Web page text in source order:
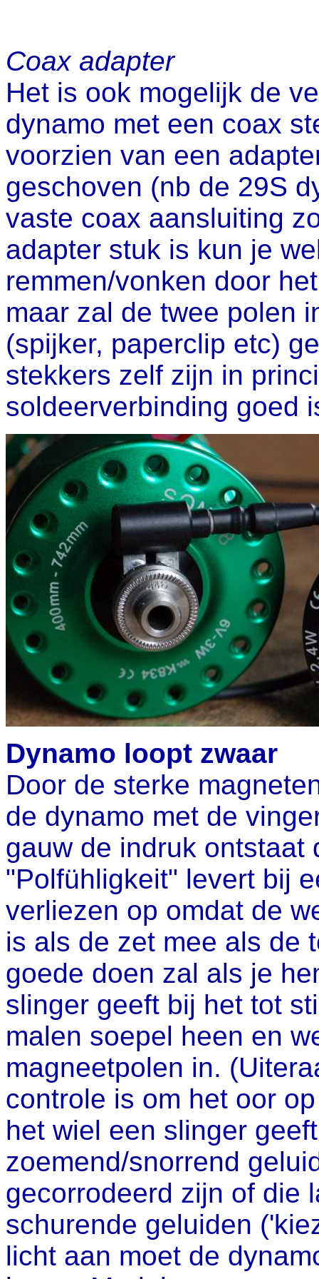
Coax adapter
Het is ook mogelijk de
dynamo met een coax
voorzien van een
geschoven (nb de 29S
vaste coax aansluiting
adapter stuk is kun je
remmen/vonken door
maar zal de twee polen
(spijker, paperclip etc)
stekkers zelf zijn in
soldeerverbinding goed
Dynamo loopt zwaar
Door de sterke
de dynamo met de
gauw de indruk ontstaat
"Polfühligkeit" levert bij
verliezen op omdat de
is als de zet mee als de
goede doen zal als je
slinger geeft bij het tot
malen soepel heen en
magneetpolen in.
controle is om het oor
het wiel een slinger
zoemend/snorrend
gecorrodeerd zijn of die
schurende geluiden
licht aan moet de